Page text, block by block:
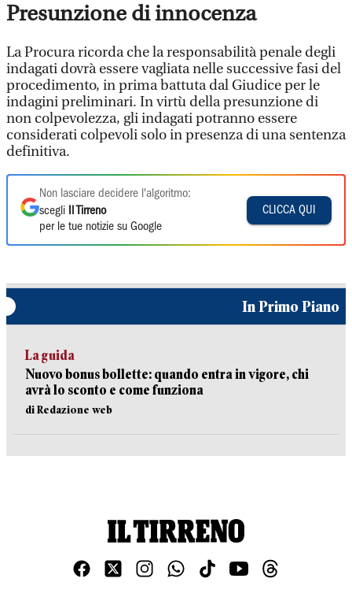
Presunzione di innocenza
La Procura ricorda che la responsabilità penale degli
indagati dovrà essere vagliata nelle successive fasi del
procedimento, in prima battuta dal Giudice per le
indagini preliminari. In virtù della presunzione di
non colpevolezza, gli indagati potranno essere
considerati colpevoli solo in presenza di una sentenza
definitiva.
Non lasciare decidere l'algoritmo:
scegli
Il Tirreno
per le tue notizie su Google
CLICCA QUI
In Primo Piano
La guida
Nuovo bonus bollette: quando entra in vigore, chi
avrà lo sconto e come funziona
di Redazione web